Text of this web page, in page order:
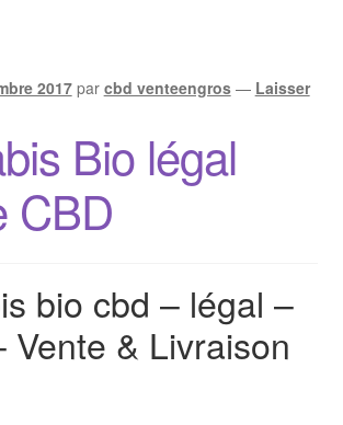
2017 par cbd venteengros — Laisser
Bio légal
CBD
bio cbd – légal –
Vente & Livraison